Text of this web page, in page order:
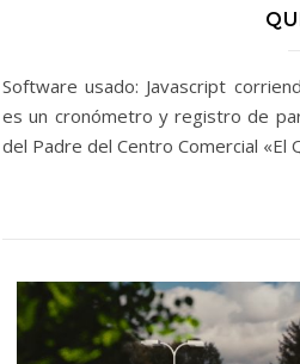
Software usado: Javascript
es un cronómetro y registro de
del Padre del Centro Comercial «El